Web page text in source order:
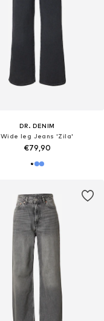
DR. DENIM
Wide leg Jeans 'Zila'
€79,90